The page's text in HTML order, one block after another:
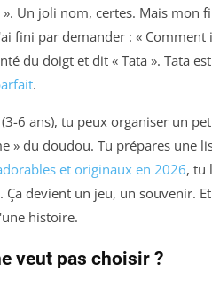
Un joli nom, certes. Mais mon
fini par demander : « Comment
du doigt et dit « Tata ». Tata
.
6 ans), tu peux organiser un
» du doudou. Tu prépares une
et originaux en 2026, tu
devient un jeu, un souvenir.
histoire.
veut pas choisir ?